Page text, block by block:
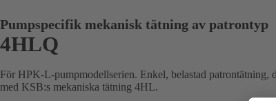
Pumpspecifik mekanisk tätning av patrontyp
4HLQ
För HPK-L-pumpmodellserien. Enkel, belastad
med KSB:s mekaniska tätning 4HL.